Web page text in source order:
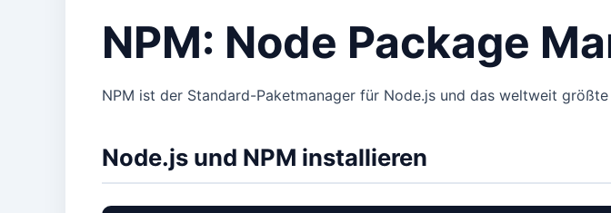
NPM: Node Package
NPM ist der Standard-Paketmanager für Node.js und das weltweit
Node.js und NPM installieren